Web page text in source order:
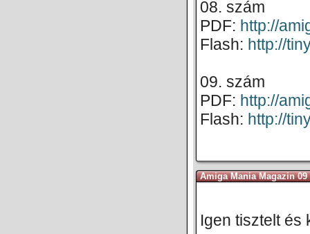
08. szám
PDF: http://
Flash: http://
09. szám
PDF: http://
Flash: http://
Amiga Mania Magazin
Igen tisztelt és